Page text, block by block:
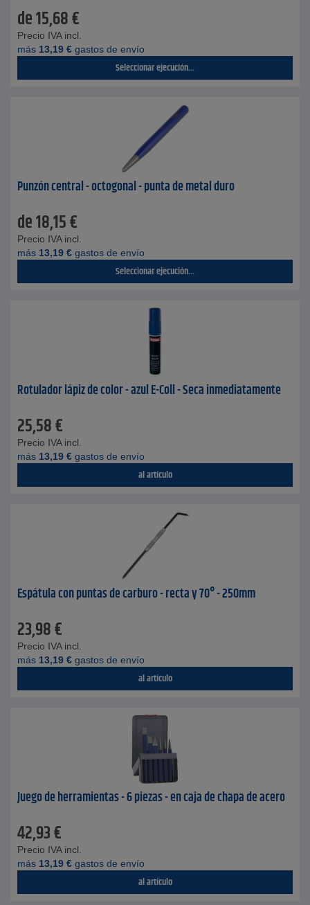
de15,68€
Precio IVA incl.
más 13,19 € gastos de envío
Seleccionar ejecución...
Punzón central - octogonal - punta de metal duro
de18,15€
Precio IVA incl.
más 13,19 € gastos de envío
Seleccionar ejecución...
Rotulador lápiz de color - azul E-Coll - Seca inmediatamente
25,58€
Precio IVA incl.
más 13,19 € gastos de envío
al artículo
Espátula con puntas de carburo - recta y 70° - 250mm
23,98€
Precio IVA incl.
más 13,19 € gastos de envío
al artículo
Juego de herramientas - 6 piezas - en caja de chapa de acero
42,93€
Precio IVA incl.
más 13,19 € gastos de envío
al artículo